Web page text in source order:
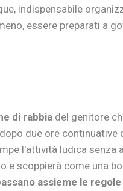
indispensabile
essere preparati a
di rabbiadel genitore
due ore continuative
l'attività ludica senza
e scoppierà come una
assieme le regole